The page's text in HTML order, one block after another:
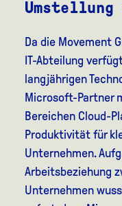
Da die Movement
IT-Abteilung
langjährigen
Microsoft-Partner
Bereichen Cloud-
Produktivität für
Unternehmen.
Arbeitsbeziehung
Unternehmen